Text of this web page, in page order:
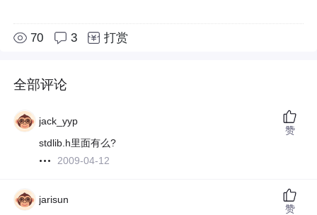
70 3 打赏
全部评论
jack_yyp
stdlib.h里面有么?
2009-04-12
赞
jarisun
赞